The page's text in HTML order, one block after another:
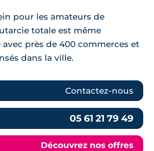
pour les amateurs de
totale est même
avec près de 400 commerces et
dans la ville.
Contactez-nous
05 61 21 79 49
Découvrez nos offres